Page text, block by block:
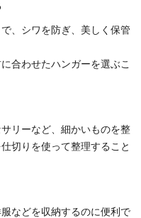
、シワを防ぎ、美しく保管
合わせたハンガーを選ぶこ
リーなど、細かいものを整
切りを使って整理すること
などを収納するのに便利で